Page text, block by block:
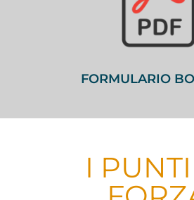
FORMULARIO
I